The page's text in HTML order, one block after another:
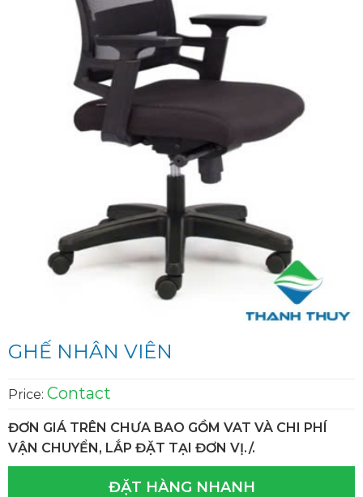
GHẾ NHÂN VIÊN
Price: Contact
ĐƠN GIÁ TRÊN CHƯA BAO GỒM VAT VÀ CHI PHÍ
VẬN CHUYỂN, LẮP ĐẶT TẠI ĐƠN VỊ./.
ĐẶT HÀNG NHANH